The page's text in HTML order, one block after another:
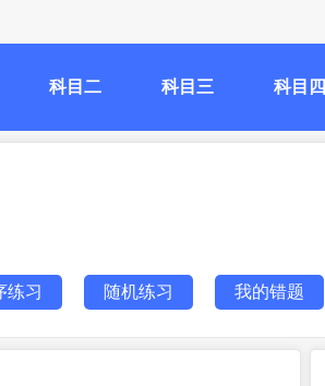
科目二 科目三 科目四
练习 随机练习 我的错题